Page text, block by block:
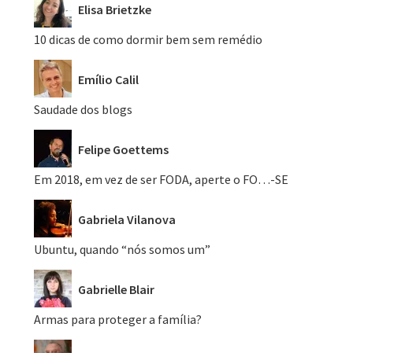
Elisa Brietzke
10 dicas de como dormir bem sem remédio
Emílio Calil
Saudade dos blogs
Felipe Goettems
Em 2018, em vez de ser FODA, aperte o FO…-SE
Gabriela Vilanova
Ubuntu, quando “nós somos um”
Gabrielle Blair
Armas para proteger a família?